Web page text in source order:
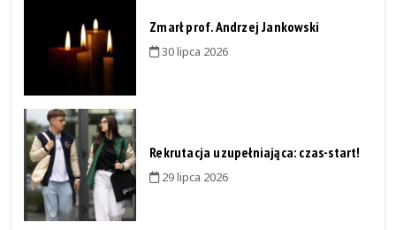
Zmarł prof. Andrzej Jankowski
30 lipca 2026
Rekrutacja uzupełniająca: czas-start!
29 lipca 2026